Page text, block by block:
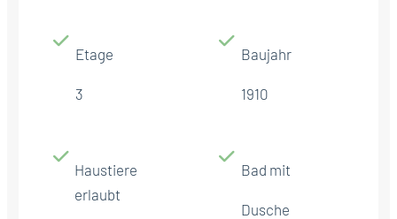
Etage
3
Baujahr
1910
Haustiere
erlaubt
Bad mit
Dusche